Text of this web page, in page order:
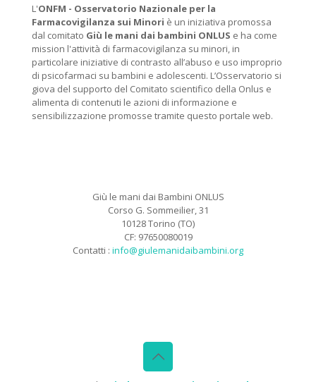
L'ONFM - Osservatorio Nazionale per la
Farmacovigilanza sui Minori è un iniziativa promossa
dal comitato Giù le mani dai bambini ONLUS e ha come
mission l'attività di farmacovigilanza su minori, in
particolare iniziative di contrasto all’abuso e uso improprio
di psicofarmaci su bambini e adolescenti. L’Osservatorio si
giova del supporto del Comitato scientifico della Onlus e
alimenta di contenuti le azioni di informazione e
sensibilizzazione promosse tramite questo portale web.
Giù le mani dai Bambini ONLUS
Corso G. Sommeilier, 31
10128 Torino (TO)
CF: 97650080019
Contatti : info@giulemanidaibambini.org